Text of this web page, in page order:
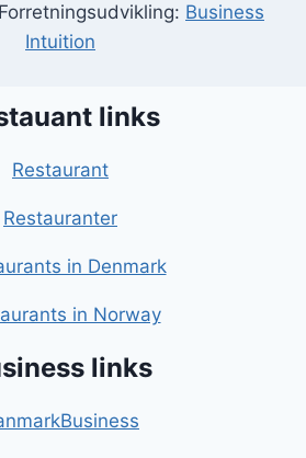
Business
Intuition
links
Restaurant
Restauranter
in Denmark
in Norway
links